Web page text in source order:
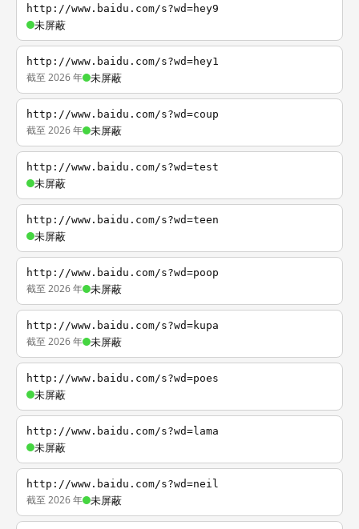
http://www.baidu.com/s?wd=hey9
未屏蔽
http://www.baidu.com/s?wd=hey1
截至 2026 年 未屏蔽
http://www.baidu.com/s?wd=coup
截至 2026 年 未屏蔽
http://www.baidu.com/s?wd=test
未屏蔽
http://www.baidu.com/s?wd=teen
未屏蔽
http://www.baidu.com/s?wd=poop
截至 2026 年 未屏蔽
http://www.baidu.com/s?wd=kupa
截至 2026 年 未屏蔽
http://www.baidu.com/s?wd=poes
未屏蔽
http://www.baidu.com/s?wd=lama
未屏蔽
http://www.baidu.com/s?wd=neil
截至 2026 年 未屏蔽